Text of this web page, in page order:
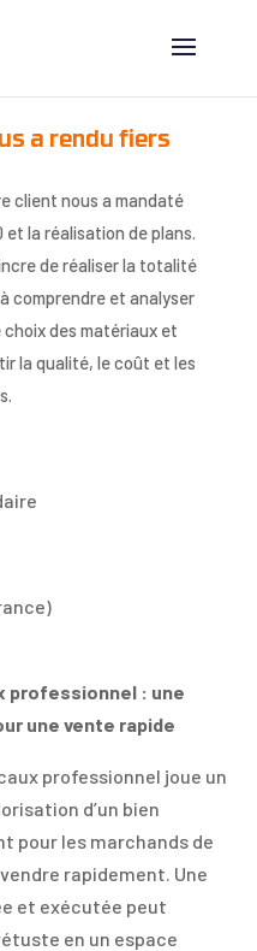
a rendu fiers
client nous a mandaté
et la réalisation de plans.
de réaliser la totalité
comprendre et analyser
des matériaux et
la qualité, le coût et les
professionnel : une
une vente rapide
professionnel joue un
d’un bien
pour les marchands de
rapidement. Une
et exécutée peut
en un espace